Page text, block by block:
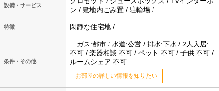
設備・サービス
ン / 敷地内ごみ置 / 駐輪場 /
特徴 閑静な住宅地 /
条件・その他
ガス:都市 / 水道:公営 / 排水:下水 / 2人入居:
不可 / 楽器相談:不可 / ペット:不可 / 子供:不可 /
ルームシェア:不可
お部屋の詳しい情報を知りたい